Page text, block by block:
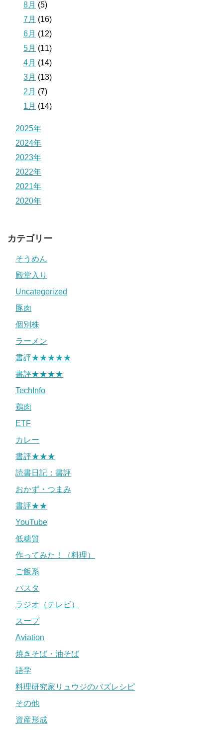
8月 (5)
7月 (16)
6月 (12)
5月 (11)
4月 (14)
3月 (13)
2月 (7)
1月 (14)
2025年
2024年
2023年
2022年
2021年
2020年
カテゴリー
そうめん
殿堂入り
Uncategorized
豚肉
個別株
ラーメン
書評★★★★★
書評★★★★
TechInfo
鶏肉
ETF
カレー
書評★★★
読書日記：書評
おかず・つまみ
書評★★
YouTube
低糖質
作ってみた！（料理）
ご飯系
パスタ
ラジオ（テレビ）
スープ
Aviation
焼きそば・油そば
語学
料理研究家リュウジのバズレシピ
その他
資産形成